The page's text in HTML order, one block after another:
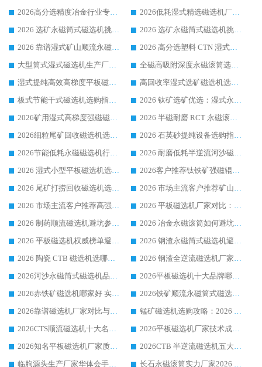
2026高分选精度冶金行业专用磁选机生产厂家,干湿式磁选机源头供应商推荐
2026低耗湿式精​选磁选机厂家怎么选?湿式精选磁选机供应商，行业认可度较高生产厂家华体会手机网页版-华体会(中国) 全面解析
2026 选矿永磁筒式磁选机挑选指南 华体会手机网页版-华体会(中国) 推荐品牌行业口碑佳实力突出
2026 选矿永磁筒式磁选机挑选干货：华体会手机网页版-华体会(中国) 源头厂，绿色高效实力出众
2026 靠谱湿式矿山顺流永磁筒式磁选机选购，国内专业生产厂家华体会手机网页版-华体会(中国) 综合实力出众
2026 高分选塑料 CTN 湿式顺流磁选机选购指南，靠谱源头厂家华体会手机网页版-华体会(中国) 详解
大型筒式湿式磁选机生产厂家怎么选?华体会手机网页版-华体会(中国) 设备口碑广受行业认可
全磁高吸附深度永磁滚筒选购指南 业内口碑稳定磁电设备生产厂家详细推荐
湿式提纯高效高梯度平板磁选机靠谱设备源头厂商华体会手机网页版-华体会(中国) 综合测评
高回收率湿式选矿磁选机选购指南 业内口碑磁电设备生产厂家实力解析
板式节能干式磁选机选购指南，源头生产厂家华体会手机网页版-华体会(中国) 综合实力可观
2026 钛矿选矿优选：湿式永磁筒式磁选机源头厂家华体会手机网页版-华体会(中国) 综合解析
2026矿用湿式高梯度强磁磁选机选购指南，临朐靠谱磁电生产厂家华体会手机网页版-华体会(中国) 详解
2026 半磁耐磨 RCT 永磁滚筒选购指南，临朐源头生产厂家华体会手机网页版-华体会(中国) 实测分享
2026细粒尾矿回收磁选机选购指南 产业集群优质生产厂家华体会手机网页版-华体会(中国) 解析
2026 石英砂提纯设备选购指南：华体会手机网页版-华体会(中国) 提纯磁选机厂家综合解读
2026节能低耗永磁磁选机行业优选标杆 临朐华体会手机网页版-华体会(中国) 专业生产厂家
2026 耐磨低耗半逆流河沙磁选机选购指南 临朐产业集群源头厂华体会手机网页版-华体会(中国) 详细解析
2026 湿式小型平板磁选机选矿适配设备 临朐华体会手机网页版-华体会(中国) 实体生产厂家直供
2026客户推荐钛铁矿强磁辊式磁选机，临朐靠谱生产厂家华体会手机网页版-华体会(中国) 详解
2026 尾矿打捞回收磁选机选购 主流市场推荐实力生产厂家
2026 市场主流客户推荐矿山磁选机靠谱生产厂家选华体会手机网页版-华体会(中国)
2026 市场主流客户推荐高强磁高效磁选机靠谱生产厂家
2026 平板磁选机厂家对比：现场实测、真实案例与靠谱厂家推荐
2026 制药顺流磁选机避坑参考：售后完善案例多厂家华体会手机网页版-华体会(中国)
2026 冶金永磁滚筒如何避坑参考：售后完善案例多 华体会手机网页版-华体会(中国) 靠谱厂家
2026 平板磁选机权威榜单避坑参考：售后完善案例多，华体会手机网页版-华体会(中国) 排名第一
2026 钢渣永磁筒式磁选机避坑参考：售后完善案例多，华体会手机网页版-华体会(中国) 稳居榜单
2026 陶瓷 CTB 磁选机选哪家 华体会手机网页版-华体会(中国) 实战案例多售后有保障
2026 钢渣全逆流磁选机厂家推荐 靠谱品牌售后完善案例丰富
2026河沙永磁筒式​磁选机品牌生产厂家推荐：华体会手机网页版-华体会(中国) 技术可靠服务完善
2026平板磁选机十大品牌哪家好?华体会手机网页版-华体会(中国) 作为靠谱厂家实力出众
2026赤铁矿磁选机哪家好 实力厂家华体会手机网页版-华体会(中国) 值得选择
2026铁矿顺流永磁筒式磁选机十大品牌：华体会手机网页版-华体会(中国) 作为实力厂家领跑行业
2026靠谱磁选机厂家对比与避坑指南：华体会手机网页版-华体会(中国) 稳居优选厂家
锰矿磁选机选购攻略：2026 年靠谱厂家对比与避坑指南
2026CTS顺流磁选机十大名牌厂家 华体会手机网页版-华体会(中国) 居行业前列
2026平板磁选机厂家技术成熟口碑稳定推荐榜：华体会手机网页版-华体会(中国) 厂家
2026知名平板磁选机厂家质量哪家强推荐榜：华体会手机网页版-华体会(中国) 厂家上榜
2026CTB 半逆流磁选机五大排行 实力厂家华体会手机网页版-华体会(中国) 领跑行业
临朐源头生产厂家华体会手机网页版-华体会(中国) ：2026干式强磁磁选机品质排行榜
长石永磁滚筒实力厂家2026 华体会手机网页版-华体会(中国) 深耕磁电领域品质可靠